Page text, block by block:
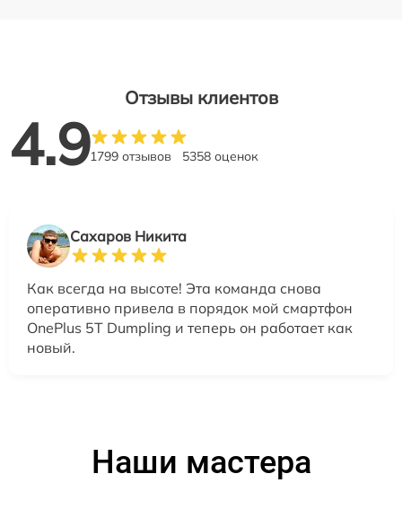
Отзывы клиентов
4.91799 отзывов 5358 оценок
Сахаров Никита
Как всегда на высоте! Эта команда снова
оперативно привела в порядок мой смартфон
OnePlus 5T Dumpling и теперь он работает как
новый.
Наши мастера